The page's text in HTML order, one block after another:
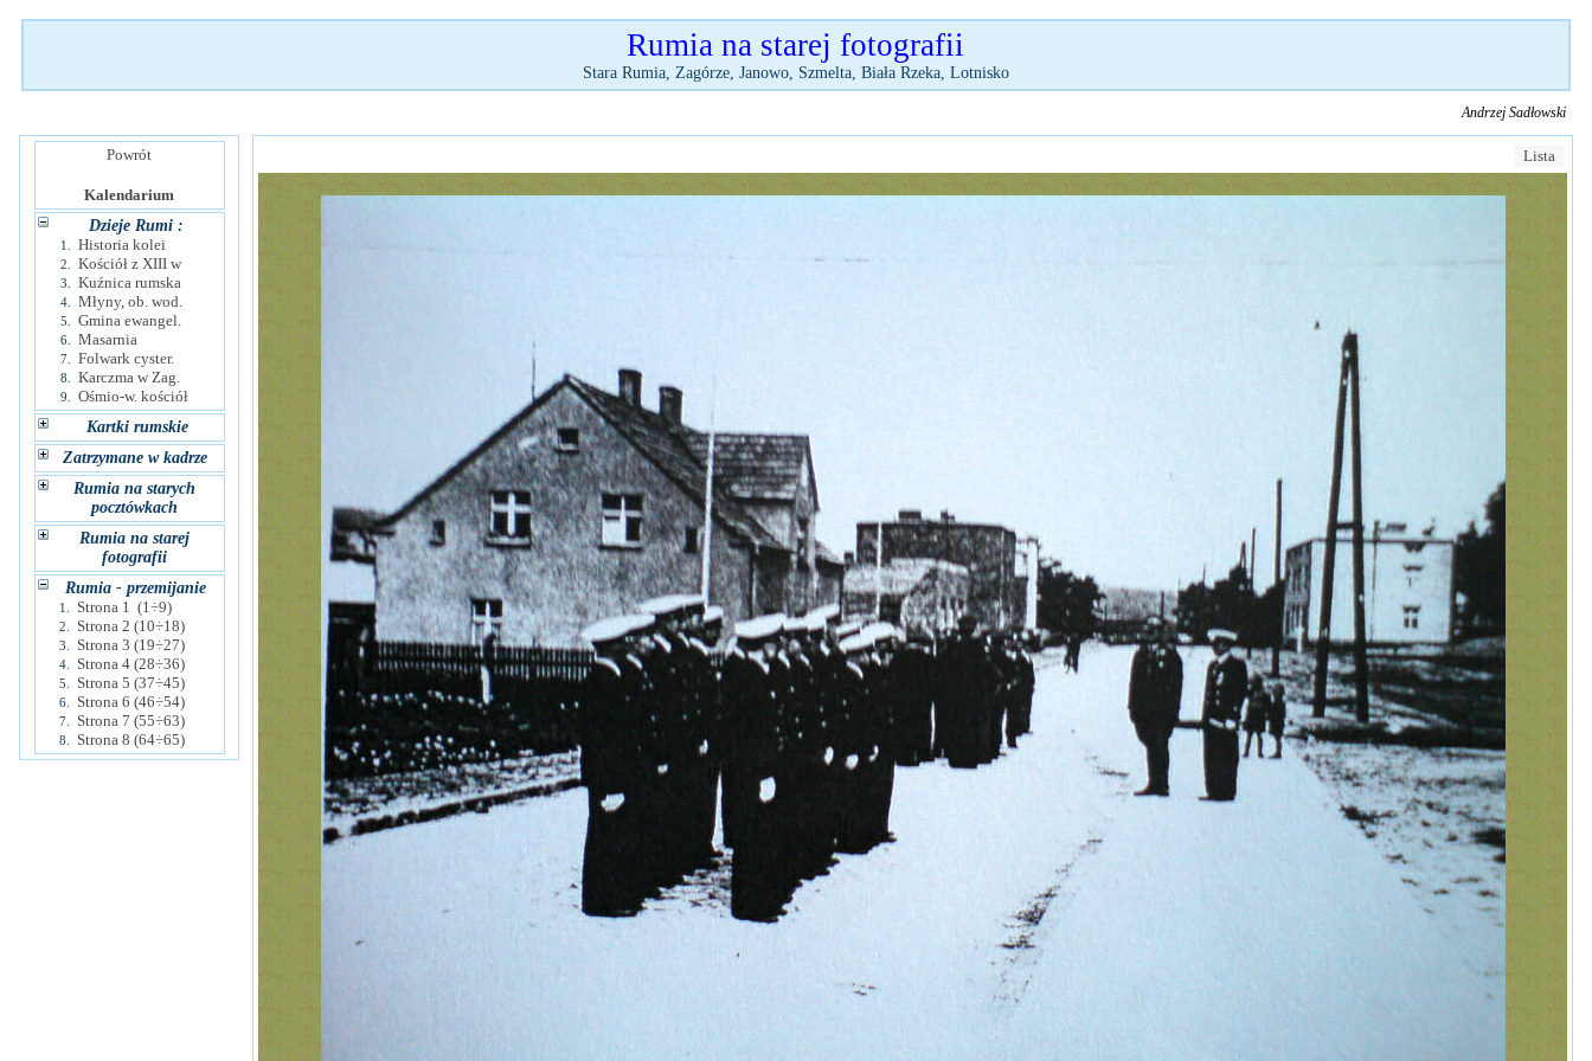
Rumia na starej fotografii
Stara Rumia, Zagórze, Janowo, Szmelta, Biała Rzeka, Lotnisko
Andrzej Sadłowski
Powrót
Kalendarium
Dzieje Rumi :
1. Historia kolei
2. Kościół z XIII w
3. Kuźnica rumska
4. Młyny, ob. wod.
5. Gmina ewangel.
6. Masarnia
7. Folwark cyster.
8. Karczma w Zag.
9.
Ośmio-w. kościół
Kartki rumskie
Zatrzymane w kadrze
Rumia na starych
pocztówkach
Rumia na starej
fotografii
Rumia - przemijanie
1. Strona 1 (1÷9)
2. Strona 2 (10÷18)
3. Strona 3 (19÷27)
4. Strona 4 (28÷36)
5. Strona 5 (37÷45)
6. Strona 6 (46÷54)
7. Strona 7 (55÷63)
8. Strona 8 (64÷65)
Lista